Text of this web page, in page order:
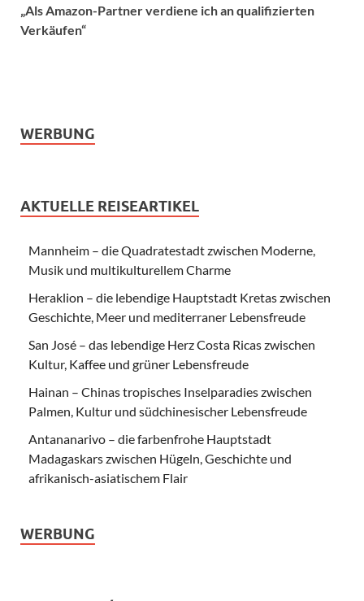
„Als Amazon-Partner verdiene ich an qualifizierten
Verkäufen“
WERBUNG
AKTUELLE REISEARTIKEL
Mannheim – die Quadratestadt zwischen Moderne,
Musik und multikulturellem Charme
Heraklion – die lebendige Hauptstadt Kretas zwischen
Geschichte, Meer und mediterraner Lebensfreude
San José – das lebendige Herz Costa Ricas zwischen
Kultur, Kaffee und grüner Lebensfreude
Hainan – Chinas tropisches Inselparadies zwischen
Palmen, Kultur und südchinesischer Lebensfreude
Antananarivo – die farbenfrohe Hauptstadt
Madagaskars zwischen Hügeln, Geschichte und
afrikanisch-asiatischem Flair
WERBUNG